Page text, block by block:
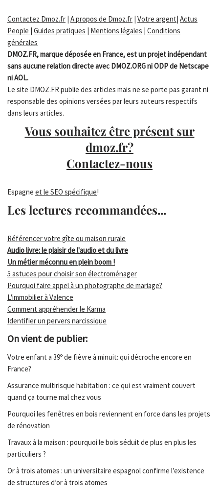
Contactez Dmoz.fr | A propos de Dmoz.fr | Votre argent| Actus
People | Guides pratiques | Mentions légales | Conditions
générales
DMOZ.FR, marque déposée en France, est un projet indépendant
sans aucune relation directe avec DMOZ.ORG ni ODP de Netscape
ni AOL.
Le site DMOZ.FR publie des articles mais ne se porte pas garant ni
responsable des opinions versées par leurs auteurs respectifs
dans leurs articles.
Vous souhaitez être présent sur
dmoz.fr?
Contactez-nous
Espagne et le SEO spécifique!
Les lectures recommandées...
Référencer votre gîte ou maison rurale
Audio livre: le plaisir de l'audio et du livre
Un métier méconnu en plein boom !
5 astuces pour choisir son électroménager
Pourquoi faire appel à un photographe de mariage?
L'immobilier à Valence
Comment appréhender le Karma
Identifier un pervers narcissique
On vient de publier:
Votre enfant a 39º de fièvre à minuit: qui décroche encore en
France?
Assurance multirisque habitation : ce qui est vraiment couvert
quand ça tourne mal chez vous
Pourquoi les fenêtres en bois reviennent en force dans les projets
de rénovation
Travaux à la maison : pourquoi le bois séduit de plus en plus les
particuliers ?
Or à trois atomes : un universitaire espagnol confirme l’existence
de structures d’or à trois atomes